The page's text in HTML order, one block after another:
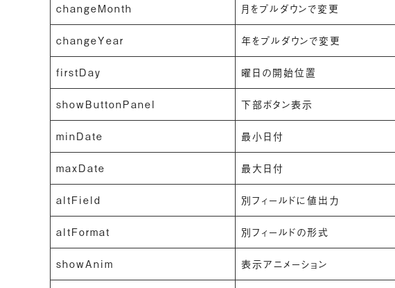
changeMonth 月をプルダウンで変更
changeYear 年をプルダウンで変更
firstDay 曜日の開始位置
showButtonPanel 下部ボタン表示
minDate 最小日付
maxDate 最大日付
altField 別フィールドに値出力
altFormat 別フィールドの形式
showAnim 表示アニメーション